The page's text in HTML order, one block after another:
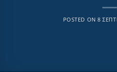
POSTED ON8